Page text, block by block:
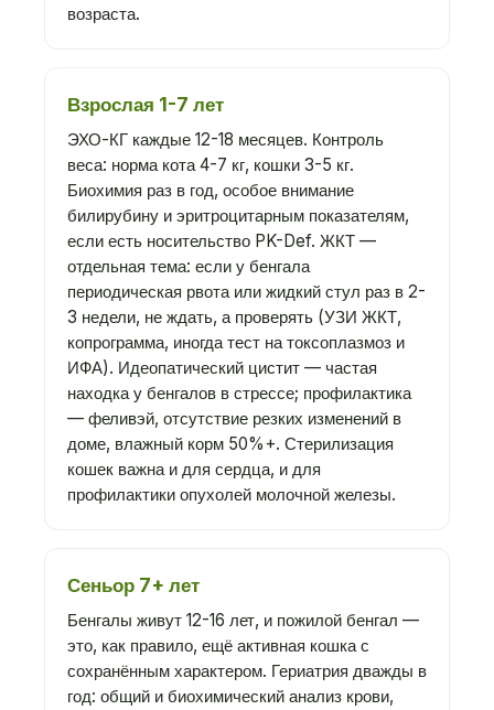
возраста.
Взрослая 1-7 лет
ЭХО-КГ каждые 12-18 месяцев. Контроль
веса: норма кота 4-7 кг, кошки 3-5 кг.
Биохимия раз в год, особое внимание
билирубину и эритроцитарным показателям,
если есть носительство PK-Def. ЖКТ —
отдельная тема: если у бенгала
периодическая рвота или жидкий стул раз в 2-
3 недели, не ждать, а проверять (УЗИ ЖКТ,
копрограмма, иногда тест на токсоплазмоз и
ИФА). Идеопатический цистит — частая
находка у бенгалов в стрессе; профилактика
— феливэй, отсутствие резких изменений в
доме, влажный корм 50%+. Стерилизация
кошек важна и для сердца, и для
профилактики опухолей молочной железы.
Сеньор 7+ лет
Бенгалы живут 12-16 лет, и пожилой бенгал —
это, как правило, ещё активная кошка с
сохранённым характером. Гериатрия дважды в
год: общий и биохимический анализ крови,